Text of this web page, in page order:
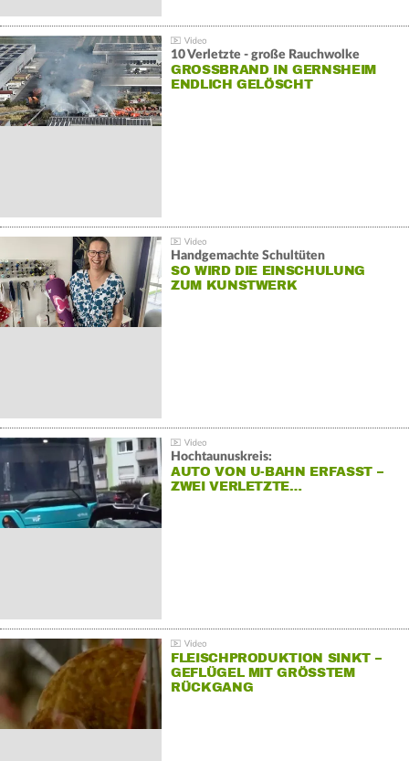
10 Verletzte - große Rauchwolke
GROSSBRAND IN GERNSHEIM E
NDLICH GELÖSCHT
Handgemachte Schultüten
SO WIRD DIE EINSCHULUNG
ZUM KUNSTWERK
Hochtaunuskreis:
AUTO VON U-BAHN ERFASST –
ZWEI VERLETZTE…
FLEISCHPRODUKTION SINKT –
GEFLÜGEL MIT GRÖSSTEM R
ÜCKGANG